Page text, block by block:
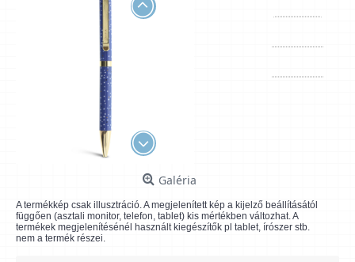
Galéria
A termékkép csak illusztráció. A megjelenített kép a kijelző beállításától
függően (asztali monitor, telefon, tablet) kis mértékben változhat. A
termékek megjelenítésénél használt kiegészítők pl tablet, írószer stb.
nem a termék részei.